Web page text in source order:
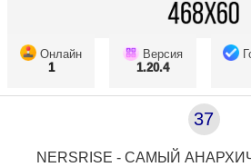
Онлайн
1
Версия
1.20.4
37
NERSRISE - САМЫЙ